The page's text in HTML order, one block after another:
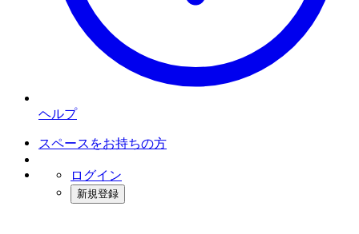
ヘルプ
スペースをお持ちの方
ログイン
新規登録